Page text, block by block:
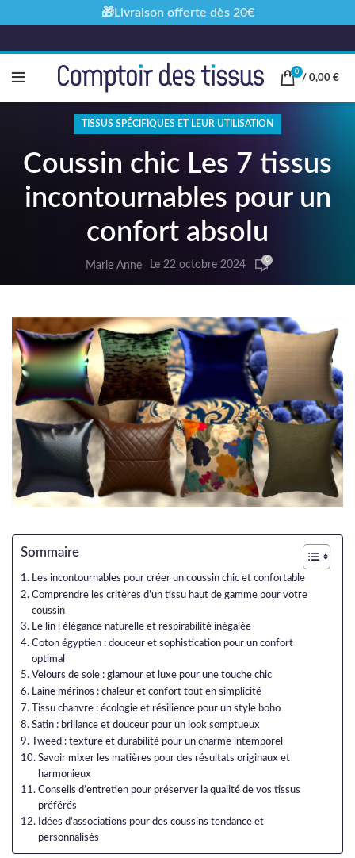
0
/ 0,00 €
TISSUS SPÉCIFIQUES ET LEUR UTILISATION
Coussin chic Les 7 tissus
incontournables pour un
confort absolu
Marie Anne Le 22 octobre 2024 0
Sommaire
Les incontournables pour créer un coussin chic et confortable
Comprendre les critères d’un tissu haut de gamme pour votre
coussin
Le lin : élégance naturelle et respirabilité inégalée
Coton égyptien : douceur et sophistication pour un confort
optimal
Velours de soie : glamour et luxe pour une touche chic
Laine mérinos : chaleur et confort tout en simplicité
Tissu chanvre : écologie et résilience pour un style boho
Satin : brillance et douceur pour un look somptueux
Tweed : texture et durabilité pour un charme intemporel
Savoir mixer les matières pour des résultats originaux et
harmonieux
Conseils d’entretien pour préserver la qualité de vos tissus
préférés
Idées d’associations pour des coussins tendance et
personnalisés
🎁Livraison offerte dès 20€